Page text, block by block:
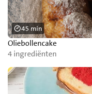
Oliebollencake
4 ingrediënten
45 min